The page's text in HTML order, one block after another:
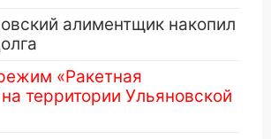
алиментщик накопил
«Ракетная
территории Ульяновской